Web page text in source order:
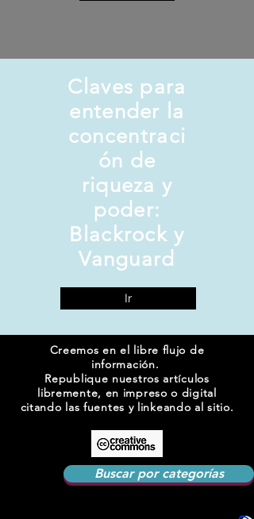
Claves para
entender la
concentraci
ón de
riqueza y
poder:
Blackrock y
Vanguard
Ir
Creemos en el libre flujo de
información.
Republique nuestros artículos
libremente, en impreso o digital
citando las fuentes y linkeando al sitio.
Buscar por categorías